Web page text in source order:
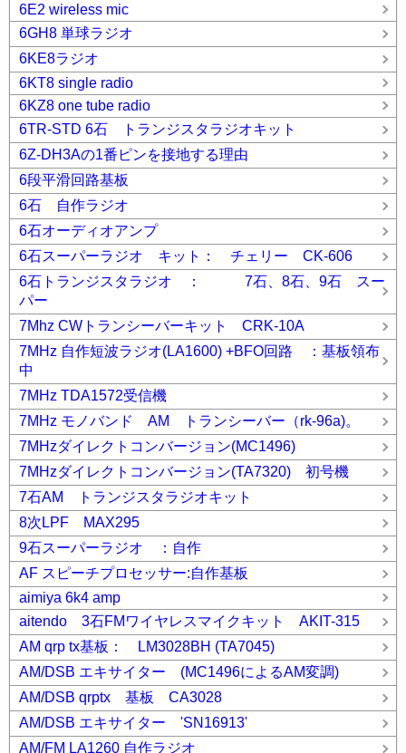
6E2 wireless mic
6GH8 単球ラジオ
6KE8ラジオ
6KT8 single radio
6KZ8 one tube radio
6TR-STD 6石 トランジスタラジオキット
6Z-DH3Aの1番ピンを接地する理由
6段平滑回路基板
6石 自作ラジオ
6石オーディオアンプ
6石スーパーラジオ キット： チェリー CK-606
6石トランジスタラジオ ： 7石、8石、9石 スー
パー
7Mhz CWトランシーバーキット CRK-10A
7MHz 自作短波ラジオ(LA1600) +BFO回路 ：基板領布
中
7MHz TDA1572受信機
7MHz モノバンド AM トランシーバー（rk-96a)。
7MHzダイレクトコンバージョン(MC1496)
7MHzダイレクトコンバージョン(TA7320) 初号機
7石AM トランジスタラジオキット
8次LPF MAX295
9石スーパーラジオ ：自作
AF スピーチプロセッサー:自作基板
aimiya 6k4 amp
aitendo 3石FMワイヤレスマイクキット AKIT-315
AM qrp tx基板： LM3028BH (TA7045)
AM/DSB エキサイター (MC1496によるAM変調)
AM/DSB qrptx 基板 CA3028
AM/DSB エキサイター 'SN16913'
AM/FM LA1260 自作ラジオ